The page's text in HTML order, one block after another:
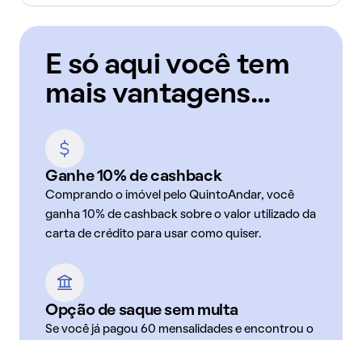
E só aqui você tem
mais vantagens...
Ganhe 10% de cashback
Comprando o imóvel pelo QuintoAndar, você
ganha 10% de cashback sobre o valor utilizado da
carta de crédito para usar como quiser.
Opção de saque sem multa
Se você já pagou 60 mensalidades e encontrou o